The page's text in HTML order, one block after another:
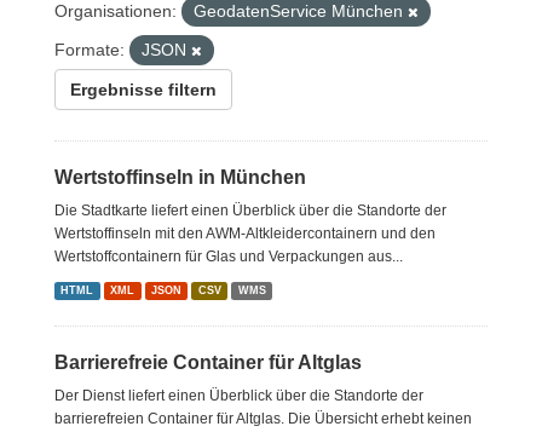
Organisationen:
GeodatenService München
Formate:
JSON
Ergebnisse filtern
Wertstoffinseln in München
Die Stadtkarte liefert einen Überblick über die Standorte der
Wertstoffinseln mit den AWM-Altkleidercontainern und den
Wertstoffcontainern für Glas und Verpackungen aus...
HTML XML JSON CSV WMS
Barrierefreie Container für Altglas
Der Dienst liefert einen Überblick über die Standorte der
barrierefreien Container für Altglas. Die Übersicht erhebt keinen